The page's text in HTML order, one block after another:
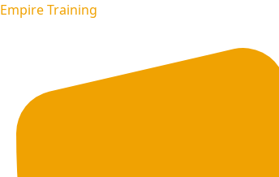
Empire Training